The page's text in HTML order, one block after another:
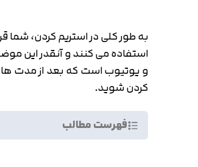
به طور کلی در استریم کردن، شما
استفاده می کنند و آنقدر این
کردن شوید.
فهرست مطالب